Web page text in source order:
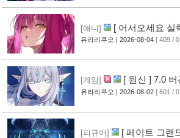
[애니]
[ 어서오세요 실
루레이 VOL.2 표지 공개
유라리쿠오 | 2026-08-04 [ 409 /
[게임] [ 원신 ] 7.0
유라리쿠오 | 2026-08-02 [ 601 /
[피규어]
[ 페이트 그랜